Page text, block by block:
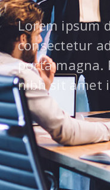
Lorem ipsum
consectetur
porta magna.
nibh sit amet